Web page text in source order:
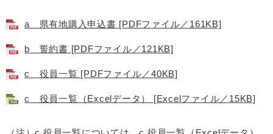
a 県有地購入申込書 [PDFファイル／161KB]
b 誓約書 [PDFファイル／121KB]
c 役員一覧 [PDFファイル／40KB]
c 役員一覧（Excelデータ） [Excelファイル／15KB]